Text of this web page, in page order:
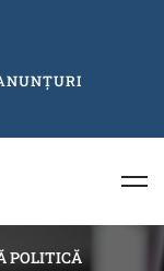
POLITICĂ